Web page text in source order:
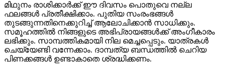
മിഥുനം രാശിക്കാർക്ക് ഈ ദിവസം പൊതുവെ നല്ല
ഫലങ്ങൾ പ്രതീക്ഷിക്കാം. പുതിയ സംരംഭങ്ങൾ
തുടങ്ങുന്നതിനെക്കുറിച്ച് ആലോചിക്കാൻ സാധിക്കും.
സമൂഹത്തിൽ നിങ്ങളുടെ അഭിപ്രായങ്ങൾക്ക് അംഗീകാരം
ലഭിക്കും. സാമ്പത്തികമായി നില മെച്ചപ്പെടും. യാത്രകൾ
ചെയ്യേണ്ടി വന്നേക്കാം. ദാമ്പത്യ ബന്ധത്തിൽ ചെറിയ
പിണക്കങ്ങൾ ഉണ്ടാകാതെ ശ്രദ്ധിക്കണം.